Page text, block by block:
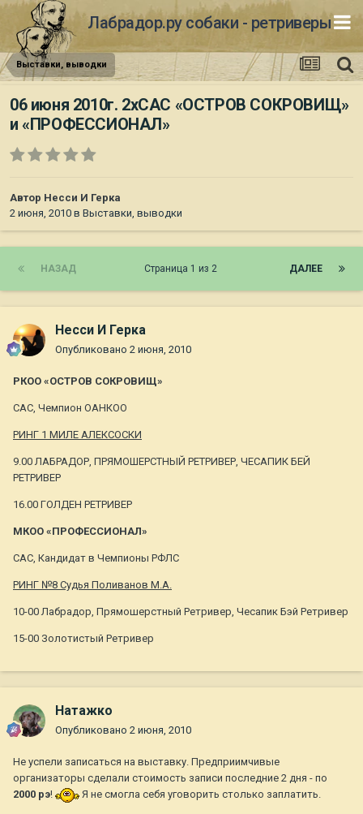
Лабрадор.ру собаки - ретриверы
Выставки, выводки
06 июня 2010г. 2хСАС «ОСТРОВ СОКРОВИЩ»
и «ПРОФЕССИОНАЛ»
Автор Несси И Герка
2 июня, 2010 в Выставки, выводки
НАЗАД ДАЛЕЕ
Страница 1 из 2
Несси И Герка
Опубликовано 2 июня, 2010
РКОО «ОСТРОВ СОКРОВИЩ»
САС, Чемпион ОАНКОО
РИНГ 1 МИЛЕ АЛЕКСОСКИ
9.00 ЛАБРАДОР, ПРЯМОШЕРСТНЫЙ РЕТРИВЕР, ЧЕСАПИК БЕЙ
РЕТРИВЕР
16.00 ГОЛДЕН РЕТРИВЕР
МКОО «ПРОФЕССИОНАЛ»
САС, Кандидат в Чемпионы РФЛС
РИНГ №8 Судья Поливанов М.А.
10-00 Лабрадор, Прямошерстный Ретривер, Чесапик Бэй Ретривер
15-00 Золотистый Ретривер
Натажко
Опубликовано 2 июня, 2010
Не успели записаться на выставку. Предприимчивые
организаторы сделали стоимость записи последние 2 дня - по
2000 рэ! Я не смогла себя уговорить столько заплатить.